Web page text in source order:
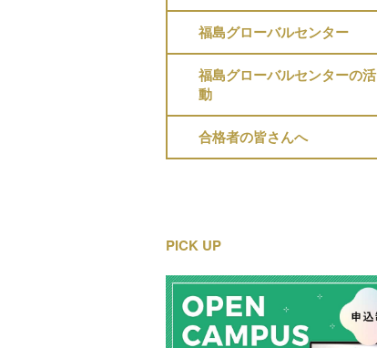
福島グローバルセンター
福島グローバルセンターの活
動
合格者の皆さんへ
PICK UP